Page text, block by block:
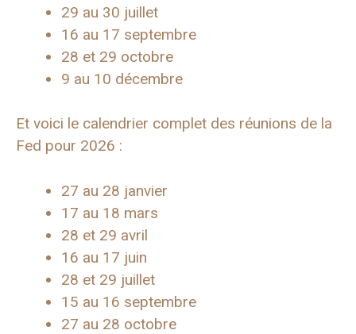
29 au 30 juillet
16 au 17 septembre
28 et 29 octobre
9 au 10 décembre
Et voici le calendrier complet des réunions de la
Fed pour 2026 :
27 au 28 janvier
17 au 18 mars
28 et 29 avril
16 au 17 juin
28 et 29 juillet
15 au 16 septembre
27 au 28 octobre